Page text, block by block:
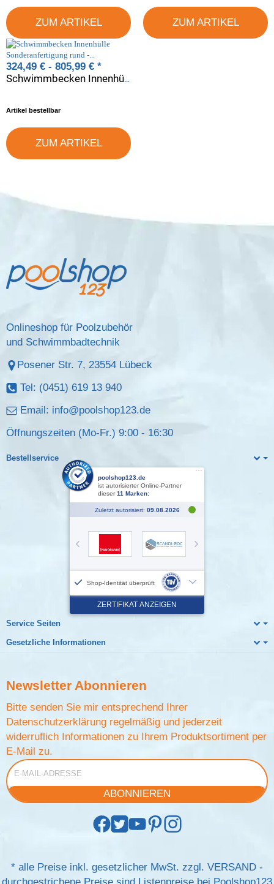
ZUM ARTIKEL ZUM ARTIKEL
Schwimmbecken Innenhülle Sonderanfertigung rund - Keilbiese - 120 cm x 0,6 mm - PVC blau
324,49 € - 805,99 € *
Artikel bestellbar
ZUM ARTIKEL
Onlineshop für Poolzubehör
und Schwimmbadtechnik
Posener Str. 7, 23554 Lübeck
Tel: (0451) 619 13 940
Email: info@poolshop123.de
Öffnungszeiten (Mo-Fr.) 9:00 - 16:30
Bestellservice
Service Seiten
Gesetzliche Informationen
Newsletter Abonnieren
Bitte senden Sie mir entsprechend Ihrer
Datenschutzerklärung regelmäßig und jederzeit
widerruflich Informationen zu Ihrem Produktsortiment per
E-Mail zu.
E-Mail-Adresse
ABONNIEREN
* alle Preise inkl. gesetzlicher MwSt. zzgl. VERSAND -